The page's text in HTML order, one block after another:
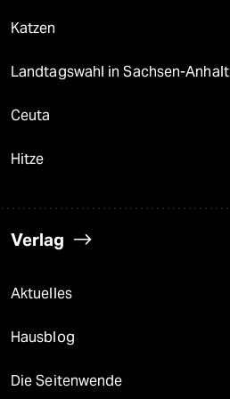
Katzen
Landtagswahl in Sachsen-Anhalt
Ceuta
Hitze
Verlag
Aktuelles
Hausblog
Die Seitenwende